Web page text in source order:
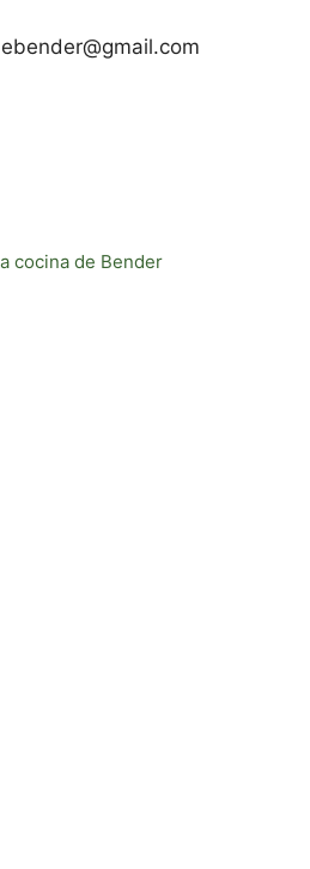
cocina de Bender